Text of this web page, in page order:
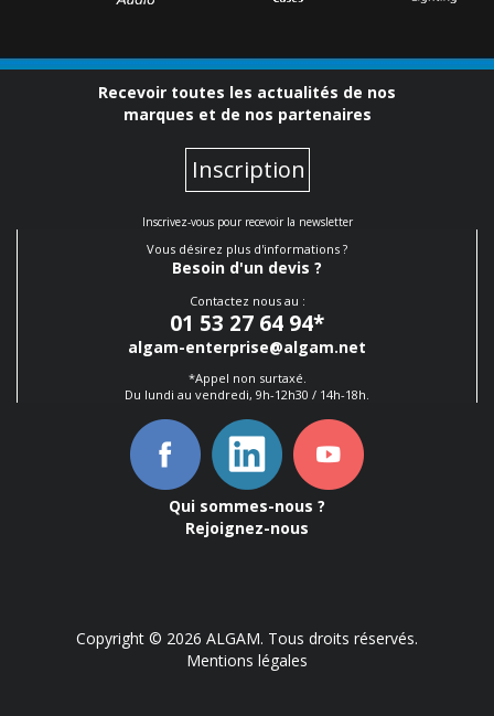
Recevoir toutes les actualités de nos
marques et de nos partenaires
Inscription
Inscrivez-vous pour recevoir la newsletter
Vous désirez plus d'informations ?
Besoin d'un devis ?
Contactez nous au :
01 53 27 64 94*
algam-enterprise@algam.net
*Appel non surtaxé.
Du lundi au vendredi, 9h-12h30 / 14h-18h.
Qui sommes-nous ?
Rejoignez-nous
Copyright © 2026 ALGAM. Tous droits réservés.
Mentions légales